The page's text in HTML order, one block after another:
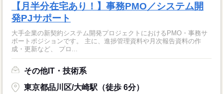
【月半分在宅あり！】事務PMO／システム開
発PJサポート
大手企業の新契約システム開発プロジェクトにおけるPMO・事務サ
ポートポジションです。 主に、進捗管理資料や月次報告資料の作
成・更新など、 プロ...
その他IT・技術系
東京都品川区/大崎駅（徒歩 6分）